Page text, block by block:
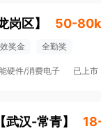
岗区】 50-
奖金 全勤奖
硬件/消费电子 已上市
【武汉-常青】